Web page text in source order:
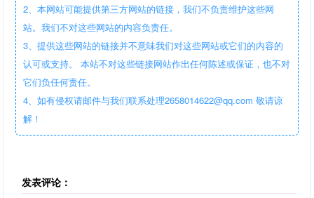
2、本网站可能提供第三方网站的链接，我们不负责维护这些网
站。我们不对这些网站的内容负责任。
3、提供这些网站的链接并不意味我们对这些网站或它们的内容的
认可或支持。 本站不对这些链接网站作出任何陈述或保证，也不对
它们负任何责任。
4、如有侵权请邮件与我们联系处理2658014622@qq.com 敬请谅
解！
发表评论：